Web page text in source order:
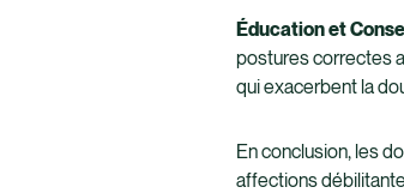
Éducation et
postures correctes
qui exacerbent la
En conclusion, les
affections